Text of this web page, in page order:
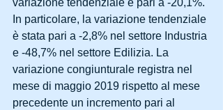
variazione tendenziale è pari a -20,1%.
In particolare, la variazione tendenziale
è stata pari a -2,8% nel settore Industria
e -48,7% nel settore Edilizia. La
variazione congiunturale registra nel
mese di maggio 2019 rispetto al mese
precedente un incremento pari al